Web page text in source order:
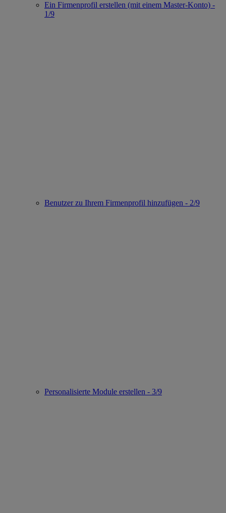
Ein Firmenprofil erstellen (mit einem Master-Konto) -
1/9
Benutzer zu Ihrem Firmenprofil hinzufügen - 2/9
Personalisierte Module erstellen - 3/9